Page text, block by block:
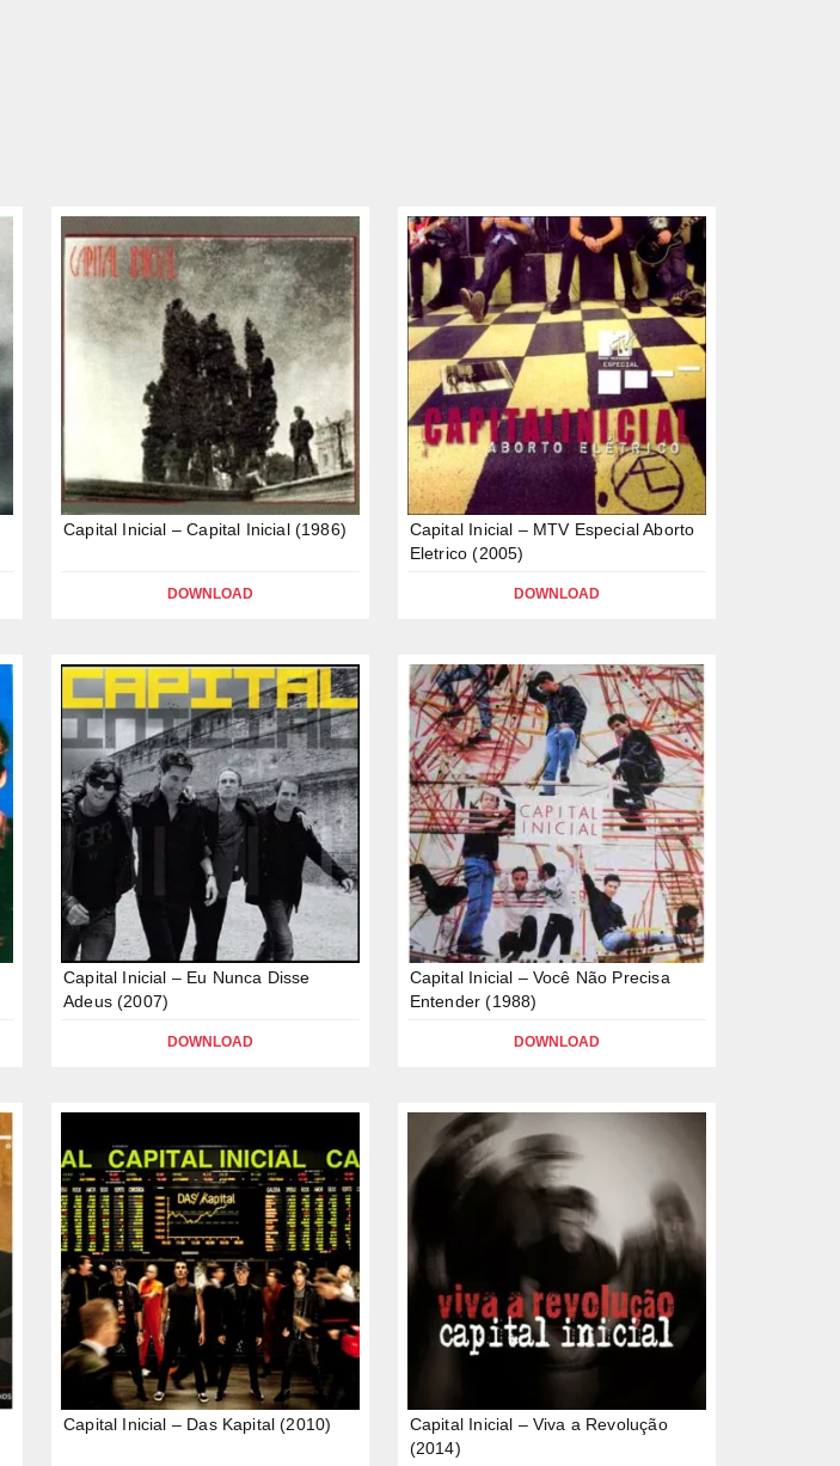
Capital Inicial – Capital Inicial (1986)
DOWNLOAD
Capital Inicial – MTV Especial Aborto
Eletrico (2005)
DOWNLOAD
Capital Inicial – Eu Nunca Disse
Adeus (2007)
DOWNLOAD
Capital Inicial – Você Não Precisa
Entender (1988)
DOWNLOAD
Capital Inicial – Das Kapital (2010)
Capital Inicial – Viva a Revolução
(2014)